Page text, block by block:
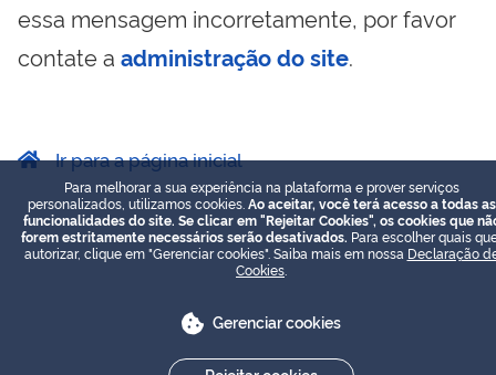
essa mensagem incorretamente, por favor
contate a administração do site.
Ir para a página inicial
Para melhorar a sua experiência na plataforma e prover serviços
personalizados, utilizamos cookies. Ao aceitar, você terá acesso a todas as
funcionalidades do site. Se clicar em "Rejeitar Cookies", os cookies que
forem estritamente necessários serão desativados. Para escolher quais
autorizar, clique em "Gerenciar cookies". Saiba mais em nossa Declaração
Cookies
Gerenciar cookies